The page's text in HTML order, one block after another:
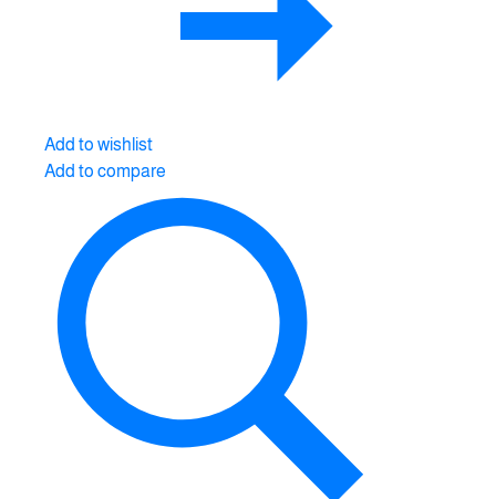
Add to wishlist
Add to compare